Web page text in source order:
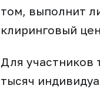
том, выполнит
клиринговый
Для участников
тысяч